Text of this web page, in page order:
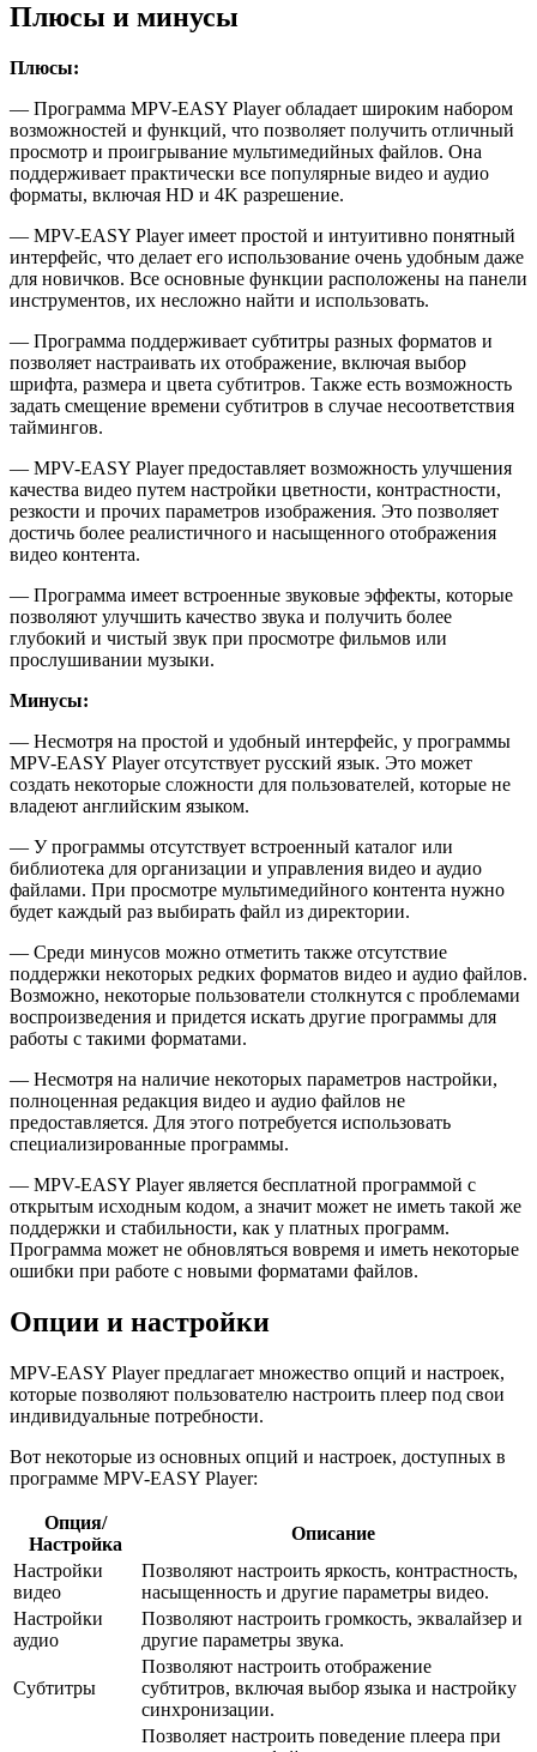
Плюсы и минусы
Плюсы:
— Программа MPV-EASY Player обладает широким набором
возможностей и функций, что позволяет получить отличный
просмотр и проигрывание мультимедийных файлов. Она
поддерживает практически все популярные видео и аудио
форматы, включая HD и 4K разрешение.
— MPV-EASY Player имеет простой и интуитивно понятный
интерфейс, что делает его использование очень удобным даже
для новичков. Все основные функции расположены на панели
инструментов, их несложно найти и использовать.
— Программа поддерживает субтитры разных форматов и
позволяет настраивать их отображение, включая выбор
шрифта, размера и цвета субтитров. Также есть возможность
задать смещение времени субтитров в случае несоответствия
таймингов.
— MPV-EASY Player предоставляет возможность улучшения
качества видео путем настройки цветности, контрастности,
резкости и прочих параметров изображения. Это позволяет
достичь более реалистичного и насыщенного отображения
видео контента.
— Программа имеет встроенные звуковые эффекты, которые
позволяют улучшить качество звука и получить более
глубокий и чистый звук при просмотре фильмов или
прослушивании музыки.
Минусы:
— Несмотря на простой и удобный интерфейс, у программы
MPV-EASY Player отсутствует русский язык. Это может
создать некоторые сложности для пользователей, которые не
владеют английским языком.
— У программы отсутствует встроенный каталог или
библиотека для организации и управления видео и аудио
файлами. При просмотре мультимедийного контента нужно
будет каждый раз выбирать файл из директории.
— Среди минусов можно отметить также отсутствие
поддержки некоторых редких форматов видео и аудио файлов.
Возможно, некоторые пользователи столкнутся с проблемами
воспроизведения и придется искать другие программы для
работы с такими форматами.
— Несмотря на наличие некоторых параметров настройки,
полноценная редакция видео и аудио файлов не
предоставляется. Для этого потребуется использовать
специализированные программы.
— MPV-EASY Player является бесплатной программой с
открытым исходным кодом, а значит может не иметь такой же
поддержки и стабильности, как у платных программ.
Программа может не обновляться вовремя и иметь некоторые
ошибки при работе с новыми форматами файлов.
Опции и настройки
MPV-EASY Player предлагает множество опций и настроек,
которые позволяют пользователю настроить плеер под свои
индивидуальные потребности.
Вот некоторые из основных опций и настроек, доступных в
программе MPV-EASY Player:
Опция/
Настройка
Описание
Настройки
видео
Позволяют настроить яркость, контрастность,
насыщенность и другие параметры видео.
Настройки
аудио
Позволяют настроить громкость, эквалайзер и
другие параметры звука.
Субтитры
Позволяют настроить отображение
субтитров, включая выбор языка и настройку
синхронизации.
Позволяет настроить поведение плеера при